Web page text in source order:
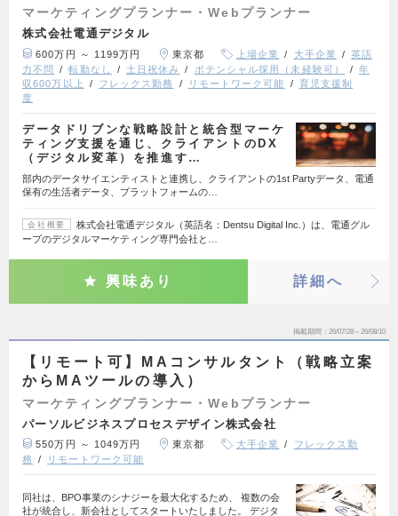
マーケティングプランナー・Webプランナー
株式会社電通デジタル
600万円 ～ 1199万円 東京都 上場企業 大手企業
英語
力不問
転勤なし 土日祝休み ポテンシャル採用（未経験可）
年
収600万以上
フレックス勤務 リモートワーク可能
育児支援制
度
データドリブンな戦略設計と統合型マーケ
ティング支援を通じ、クライアントのDX
（デジタル変革）を推進す…
部内のデータサイエンティストと連携し、クライアントの1st Partyデータ、電通
保有の生活者データ、プラットフォームの…
会社概要
株式会社電通デジタル（英語名：Dentsu Digital Inc.）は、電通グル
ープのデジタルマーケティング専門会社と…
興味あり 詳細へ
掲載期間 26/07/28～26/08/10
【リモート可】MAコンサルタント（戦略立案
からMAツールの導入）
マーケティングプランナー・Webプランナー
パーソルビジネスプロセスデザイン株式会社
550万円 ～ 1049万円 東京都 大手企業
フレックス勤
務
リモートワーク可能
同社は、BPO事業のシナジーを最大化するため、 複数の会
社が統合し、新会社としてスタートいたしました。 デジタ